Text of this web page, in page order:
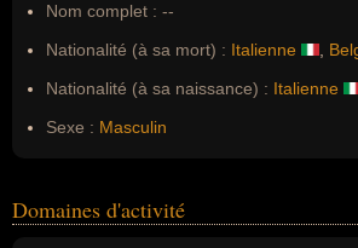
Nom complet : --
Nationalité (à sa mort) : Italienne ,
Nationalité (à sa naissance) : Italienne
Sexe : Masculin
Domaines d'activité